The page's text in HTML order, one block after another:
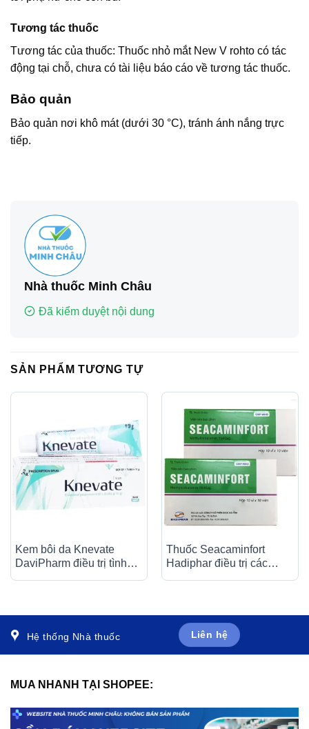
Tương tác thuốc
Tương tác của thuốc: Thuốc nhỏ mắt New V rohto có tác
động tại chỗ, chưa có tài liệu báo cáo về tương tác thuốc.
Bảo quản
Bảo quản nơi khô mát (dưới 30 °C), tránh ánh nắng trực
tiếp.
Nhà thuốc Minh Châu
Đã kiểm duyệt nội dung
SẢN PHẨM TƯƠNG TỰ
Kem bôi da Knevate
DaviPharm điều trị tình
Thuốc Seacaminfort
Hadiphar điều trị các
Hệ thống Nhà thuốc Liên hệ
MUA NHANH TẠI SHOPEE: